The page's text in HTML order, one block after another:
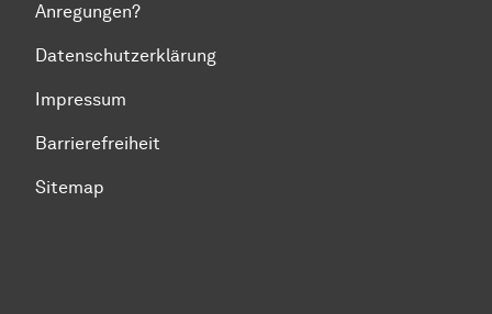
Anregungen?
Datenschutzerklärung
Impressum
Barrierefreiheit
Sitemap